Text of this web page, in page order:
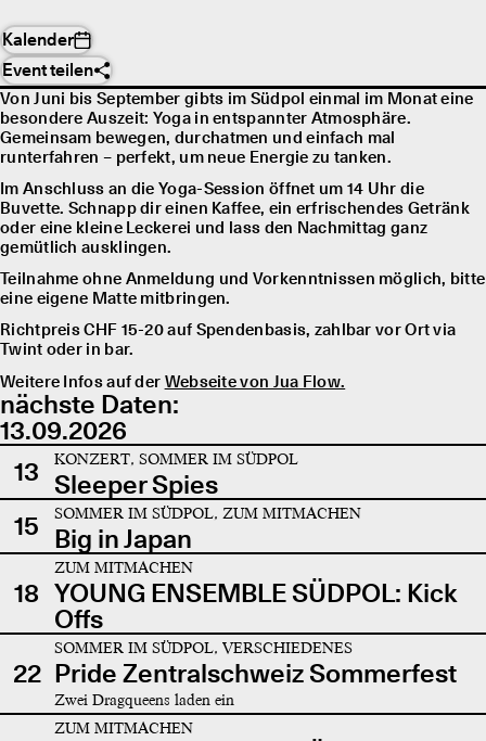
Kalender
Event teilen
Von Juni bis September gibts im Südpol einmal im Monat eine
besondere Auszeit: Yoga in entspannter Atmosphäre.
Gemeinsam bewegen, durchatmen und einfach mal
runterfahren – perfekt, um neue Energie zu tanken.
Im Anschluss an die Yoga-Session öffnet um 14 Uhr die
Buvette. Schnapp dir einen Kaffee, ein erfrischendes Getränk
oder eine kleine Leckerei und lass den Nachmittag ganz
gemütlich ausklingen.
Teilnahme ohne Anmeldung und Vorkenntnissen möglich, bitte
eine eigene Matte mitbringen.
Richtpreis CHF 15-20 auf Spendenbasis, zahlbar vor Ort via
Twint oder in bar.
Weitere Infos auf der Webseite von Jua Flow.
nächste Daten:
13.09.2026
13
KONZERT, SOMMER IM SÜDPOL
Sleeper Spies
15
SOMMER IM SÜDPOL, ZUM MITMACHEN
Big in Japan
18
ZUM MITMACHEN
YOUNG ENSEMBLE SÜDPOL: Kick
Offs
22
SOMMER IM SÜDPOL, VERSCHIEDENES
Pride Zentralschweiz Sommerfest
Zwei Dragqueens laden ein
ZUM MITMACHEN